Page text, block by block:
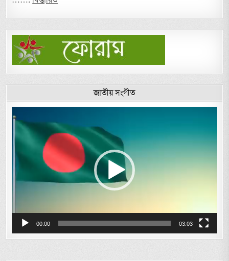
জাতীয় সংগীত
Player
00:00 03:03